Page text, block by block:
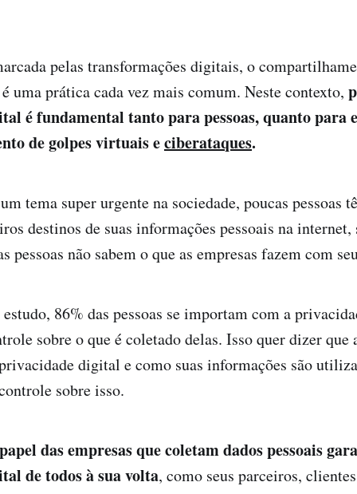
pelas transformações digitais, o
uma prática cada vez mais comum. Neste contexto,
é fundamental tanto para pessoas, quanto para
de golpes virtuais eciberataques.
tema super urgente na sociedade, poucas pessoas
destinos de suas informações pessoais na internet,
pessoas não sabem o que as empresas fazem com
86% das pessoas se importam com a
sobre o que é coletado delas. Isso quer dizer que
digital e como suas informações são
sobre isso.
das empresas que coletam dados pessoais
de todos à sua volta, como seus parceiros,